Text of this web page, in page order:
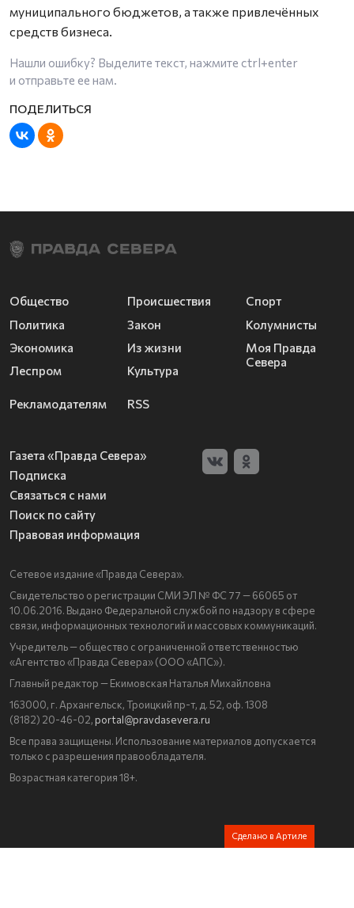
муниципального бюджетов, а также привлечённых
средств бизнеса.
Нашли ошибку? Выделите текст, нажмите ctrl+enter
и отправьте ее нам.
Общество
Политика
Экономика
Леспром
Происшествия
Закон
Из жизни
Культура
Спорт
Колумнисты
Моя Правда
Севера
Рекламодателям RSS
Газета «Правда Севера»
Подписка
Связаться с нами
Поиск по сайту
Правовая информация
Сетевое издание «Правда Севера».
Свидетельство о регистрации СМИ ЭЛ № ФС 77 — 66065 от
10.06.2016. Выдано Федеральной службой по надзору в сфере
связи, информационных технологий и массовых коммуникаций.
Учредитель — общество с ограниченной ответственностью
«Агентство «Правда Севера» (ООО «АПС»).
Главный редактор — Екимовская Наталья Михайловна
163000, г. Архангельск, Троицкий пр-т, д. 52, оф. 1308
(8182) 20-46-02, portal@pravdasevera.ru
Все права защищены. Использование материалов допускается
только с разрешения правообладателя.
Возрастная категория 18+.
Сделано в Артиле